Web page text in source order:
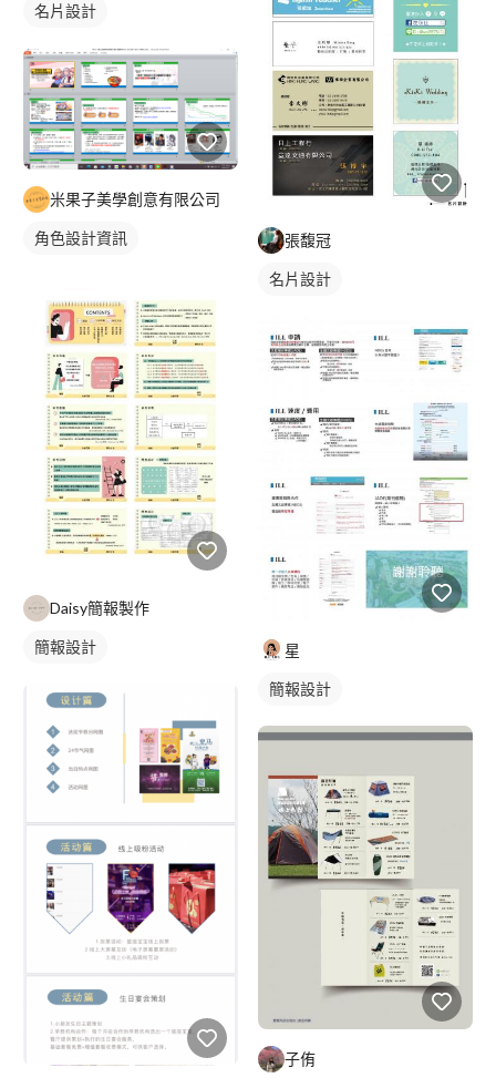
名片設計
米果子美學創意有限公司
角色設計資訊
Daisy簡報製作
簡報設計
張馥冠
名片設計
星
簡報設計
子侑